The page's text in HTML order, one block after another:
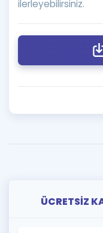
ilerleyebilirsiniz.
ÜCRETSİZ